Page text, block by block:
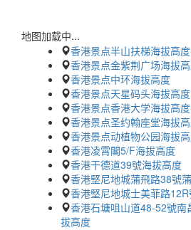
地图加载中...
香港景点半山扶梯海拔高度
香港景点金紫荆广场海拔
香港景点中环海拔高度
香港景点天星码头海拔高度
香港景点香港大学海拔高度
香港景点圣约翰座堂海拔
香港景点动植物公园海拔
香港凌霄閣5/F海拔高度
香港干德道39號海拔高度
香港堅尼地城蒲飛路38號
香港堅尼地城士美菲路
香港石塘咀山道48-52號南
拔高度